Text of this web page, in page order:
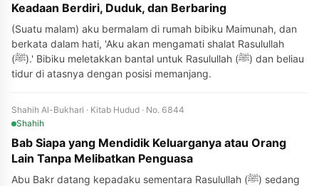
Keadaan Berdiri, Duduk, dan Berbaring
(Suatu malam) aku bermalam di rumah bibiku Maimunah, dan
berkata dalam hati, 'Aku akan mengamati shalat Rasulullah
(ﷺ).' Bibiku meletakkan bantal untuk Rasulullah (ﷺ) dan beliau
tidur di atasnya dengan posisi memanjang.
Shahih Al-Bukhari · Kitab Hudud · No. 6844
Shahih
Bab Siapa yang Mendidik Keluarganya atau Orang
Lain Tanpa Melibatkan Penguasa
Abu Bakr datang kepadaku sementara Rasulullah (ﷺ) sedang